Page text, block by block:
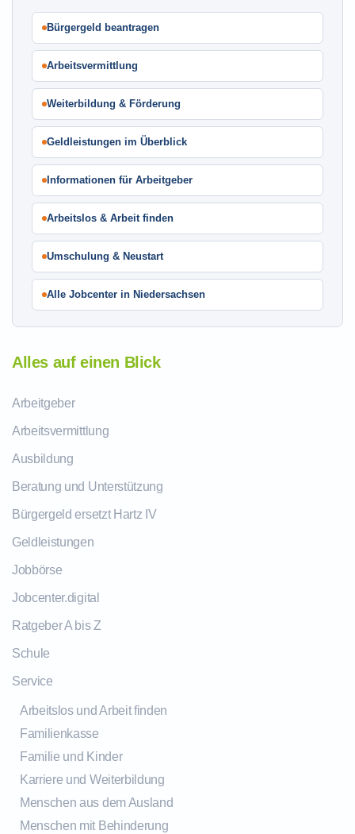
Bürgergeld beantragen
Arbeitsvermittlung
Weiterbildung & Förderung
Geldleistungen im Überblick
Informationen für Arbeitgeber
Arbeitslos & Arbeit finden
Umschulung & Neustart
Alle Jobcenter in Niedersachsen
Alles auf einen Blick
Arbeitgeber
Arbeitsvermittlung
Ausbildung
Beratung und Unterstützung
Bürgergeld ersetzt Hartz IV
Geldleistungen
Jobbörse
Jobcenter.digital
Ratgeber A bis Z
Schule
Service
Arbeitslos und Arbeit finden
Familienkasse
Familie und Kinder
Karriere und Weiterbildung
Menschen aus dem Ausland
Menschen mit Behinderung